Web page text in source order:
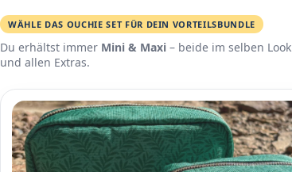
WÄHLE DAS OUCHIE SET FÜR DEIN VORTEILSBUNDLE
Du erhältst immer Mini & Maxi – beide im selben
und allen Extras.